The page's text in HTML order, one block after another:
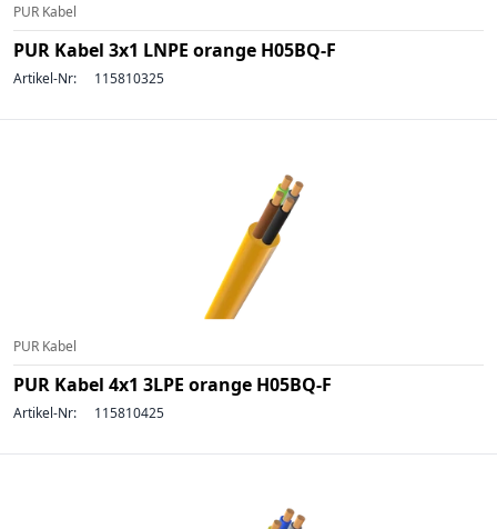
PUR Kabel
PUR Kabel 3x1 LNPE orange H05BQ-F
Artikel-Nr: 115810325
PUR Kabel
PUR Kabel 4x1 3LPE orange H05BQ-F
Artikel-Nr: 115810425